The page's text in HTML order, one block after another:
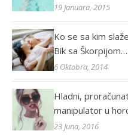
19 Januara, 2015
Ko se sa kim
Bik sa Škorpijom…
6 Oktobra, 2014
Hladni,
manipulator u
23 Juna, 2016